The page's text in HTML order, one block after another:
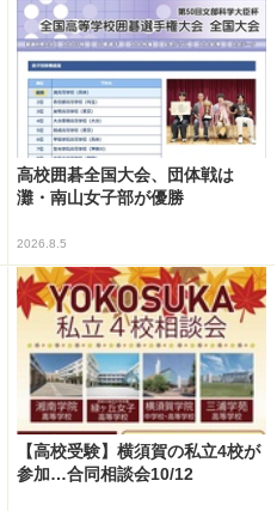
高校囲碁全国大会、団体戦は
灘・南山女子部が優勝
2026.8.5
【高校受験】横須賀の私立4校が
参加…合同相談会10/12